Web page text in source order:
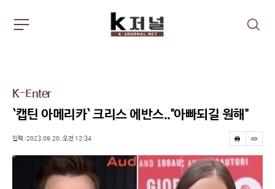
검
주
뉴
펼
치
K-Enter
`캡틴 아메리카` 크리스 에반스.."아빠되길 원해"
프
린
트
스
크
입력 :2023.09.20. 오전 12:34